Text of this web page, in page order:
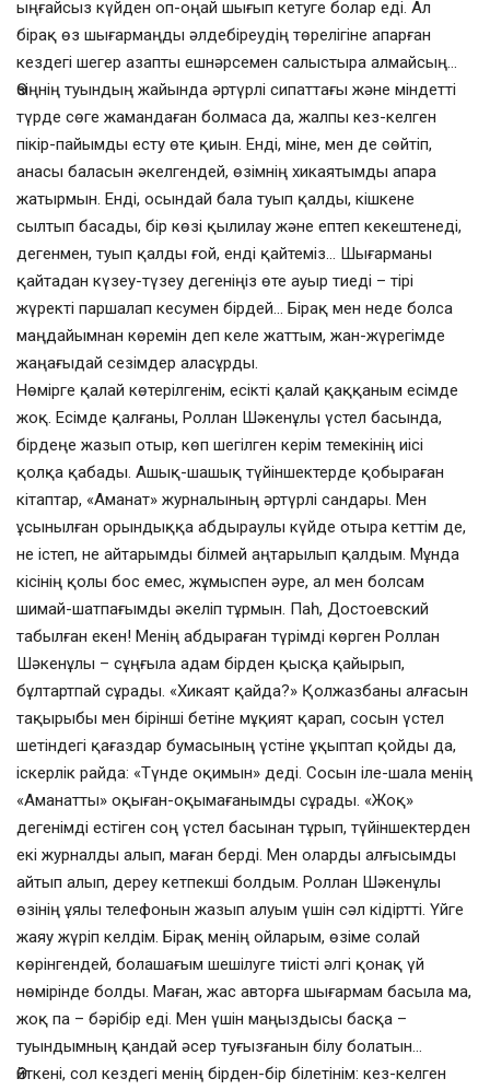
ыңғайсыз күйден оп-оңай шығып кетуге болар еді. Ал
бірақ өз шығармаңды әлдебіреудің төрелігіне апарған
кездегі шегер азапты ешнәрсемен салыстыра алмайсың…
Өзіңнің туындың жайында әртүрлі сипаттағы және міндетті
түрде сөге жамандаған болмаса да, жалпы кез-келген
пікір-пайымды есту өте қиын. Енді, міне, мен де сөйтіп,
анасы баласын әкелгендей, өзімнің хикаятымды апара
жатырмын. Енді, осындай бала туып қалды, кішкене
сылтып басады, бір көзі қылилау және ептеп кекештенеді,
дегенмен, туып қалды ғой, енді қайтеміз… Шығарманы
қайтадан күзеу-түзеу дегеніңіз өте ауыр тиеді – тірі
жүректі паршалап кесумен бірдей… Бірақ мен неде болса
маңдайымнан көремін деп келе жаттым, жан-жүрегімде
жаңағыдай сезімдер аласұрды.
Нөмірге қалай көтерілгенім, есікті қалай қаққаным есімде
жоқ. Есімде қалғаны, Роллан Шәкенұлы үстел басында,
бірдеңе жазып отыр, көп шегілген керім темекінің иісі
қолқа қабады. Ашық-шашық түйіншектерде қобыраған
кітаптар, «Аманат» журналының әртүрлі сандары. Мен
ұсынылған орындыққа абдыраулы күйде отыра кеттім де,
не істеп, не айтарымды білмей аңтарылып қалдым. Мұнда
кісінің қолы бос емес, жұмыспен әуре, ал мен болсам
шимай-шатпағымды әкеліп тұрмын. Паһ, Достоевский
табылған екен! Менің абдыраған түрімді көрген Роллан
Шәкенұлы – сұңғыла адам бірден қысқа қайырып,
бұлтартпай сұрады. «Хикаят қайда?» Қолжазбаны алғасын
тақырыбы мен бірінші бетіне мұқият қарап, сосын үстел
шетіндегі қағаздар бумасының үстіне ұқыптап қойды да,
іскерлік райда: «Түнде оқимын» деді. Сосын іле-шала менің
«Аманатты» оқыған-оқымағанымды сұрады. «Жоқ»
дегенімді естіген соң үстел басынан тұрып, түйіншектерден
екі журналды алып, маған берді. Мен оларды алғысымды
айтып алып, дереу кетпекші болдым. Роллан Шәкенұлы
өзінің ұялы телефонын жазып алуым үшін сәл кідіртті. Үйге
жаяу жүріп келдім. Бірақ менің ойларым, өзіме солай
көрінгендей, болашағым шешілуге тиісті әлгі қонақ үй
нөмірінде болды. Маған, жас авторға шығармам басыла ма,
жоқ па – бәрібір еді. Мен үшін маңыздысы басқа –
туындымның қандай әсер туғызғанын білу болатын…
Өйткені, сол кездегі менің бірден-бір білетінім: кез-келген